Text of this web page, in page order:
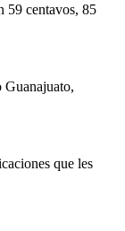
59 centavos, 85
Guanajuato,
que les